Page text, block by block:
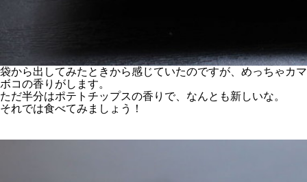
袋から出してみたときから感じていたのですが、めっちゃカマ
ボコの香りがします。
ただ半分はポテトチップスの香りで、なんとも新しいな。
それでは食べてみましょう！